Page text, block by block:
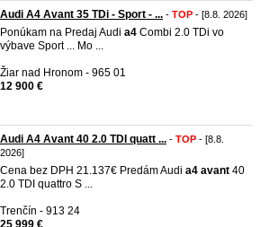
Audi A4 Avant 35 TDi - Sport - ... - TOP - [8.8. 2026]
Ponúkam na Predaj Audi a4 Combi 2.0 TDi vo
výbave Sport ... Mo ...
Žiar nad Hronom - 965 01
12 900 €
Audi A4 Avant 40 2.0 TDI quatt ... - TOP - [8.8.
2026]
Cena bez DPH 21.137€ Predám Audi a4 avant 40
2.0 TDI quattro S ...
Trenčín - 913 24
25 999 €